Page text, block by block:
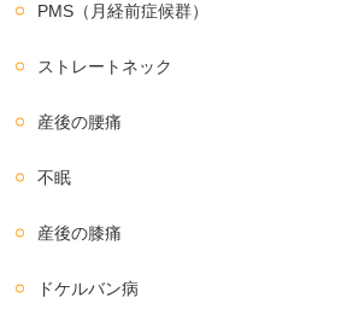
PMS（月経前症候群）
ストレートネック
産後の腰痛
不眠
産後の膝痛
ドケルバン病